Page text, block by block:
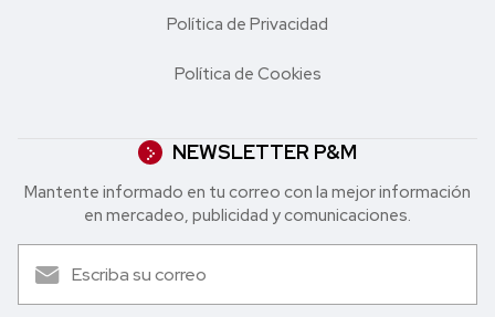
Política de Privacidad
Política de Cookies
NEWSLETTER P&M
Mantente informado en tu correo con la mejor in formación
en mercadeo, publicidad y comunicaciones.